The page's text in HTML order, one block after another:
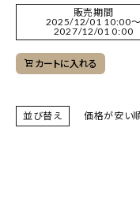
販売期間
2025/12/01 10:00〜
2027/12/01 0:00
カートに入れる
並び替え 価格が安い